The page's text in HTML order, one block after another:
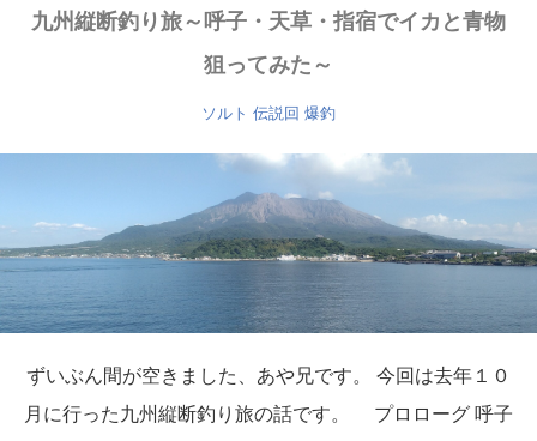
九州縦断釣り旅～呼子・天草・指宿でイカと青物
狙ってみた～
ソルト 伝説回 爆釣
ずいぶん間が空きました、あや兄です。 今回は去年１０
月に行った九州縦断釣り旅の話です。 プロローグ 呼子